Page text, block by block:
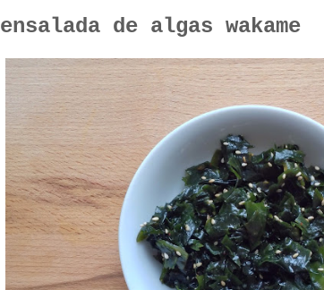
ensalada de algas wakame